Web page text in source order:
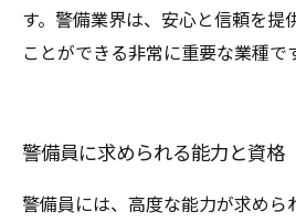
す。警備業界は、安心と信頼を提
ことができる非常に重要な業種で
警備員に求められる能力と資格
警備員には、高度な能力が求めら